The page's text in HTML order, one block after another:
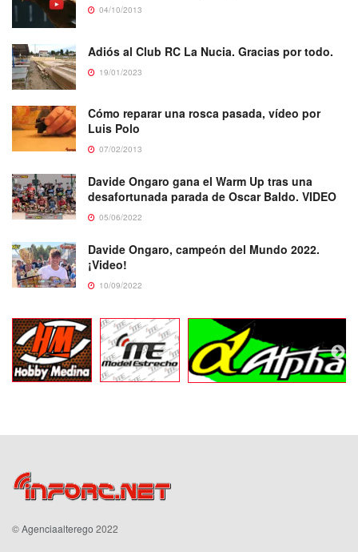
04/10/2013
Adiós al Club RC La Nucia. Gracias por todo.
19/01/2023
Cómo reparar una rosca pasada, vídeo por
Luis Polo
07/02/2013
Davide Ongaro gana el Warm Up tras una
desafortunada parada de Oscar Baldo. VIDEO
05/06/2022
Davide Ongaro, campeón del Mundo 2022.
¡Video!
10/09/2022
©Agenciaalterego 2022